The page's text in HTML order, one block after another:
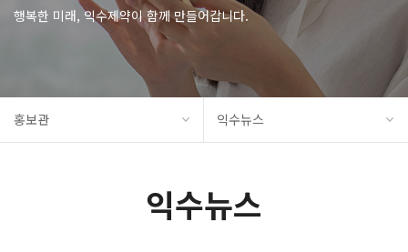
행복한 미래, 익수제약이 함께 만들어갑니다.
홍보관 익수뉴스
익수뉴스